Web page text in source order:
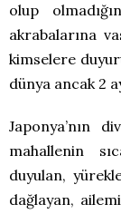
olup
akrabalarına
kimselere
dünya ancak 2
Japonya’nın
mahallenin
duyulan,
dağlayan,